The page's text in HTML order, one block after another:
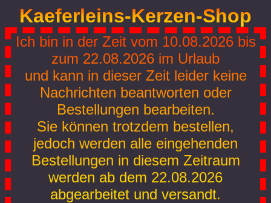
Kaeferleins-Kerzen-Shop
Ich bin in der Zeit vom 10.08.2026 bis
zum 22.08.2026 im Urlaub
und kann in dieser Zeit leider keine
Nachrichten beantworten oder
Bestellungen bearbeiten.
Sie können trotzdem bestellen,
jedoch werden alle eingehenden
Bestellungen in diesem Zeitraum
werden ab dem 22.08.2026
abgearbeitet und versandt.